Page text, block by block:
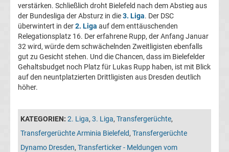
Aachen
Transfergerüchte
Arminia
Bielefeld
Bayer
verstärken. Schließlich droht Bielefeld nach dem Abstieg aus
der Bundesliga der Absturz in die3. Liga. Der DSC
überwintert in der2. Liga auf dem enttäuschenden
Relegationsplatz 16. Der erfahrene Rupp, der Anfang Januar
32 wird, würde dem schwächelnden Zweitligisten ebenfalls
gut zu Gesicht stehen. Und die Chancen, dass im Bielefelder
Gehaltsbudget noch Platz für Lukas Rupp haben, ist mit Blick
auf den neuntplatzierten Drittligisten aus Dresden deutlich
höher.
KATEGORIEN: 2. Liga, 3. Liga, Transfergerüchte,
Transfergerüchte Arminia Bielefeld, Transfergerüchte
Dynamo Dresden, Transferticker - Meldungen vom